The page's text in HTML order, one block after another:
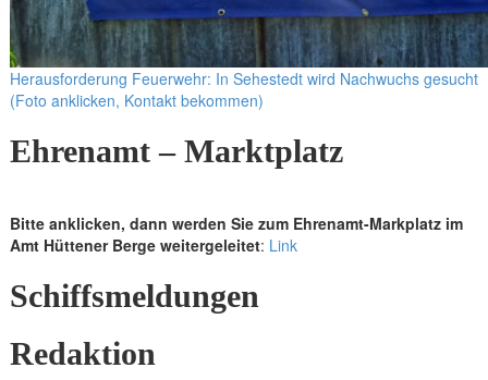
Herausforderung Feuerwehr: In Sehestedt wird Nachwuchs gesucht
(Foto anklicken, Kontakt bekommen)
Ehrenamt – Marktplatz
Bitte anklicken, dann werden Sie zum Ehrenamt-Markplatz im
Amt Hüttener Berge weitergeleitet: Link
Schiffsmeldungen
Redaktion